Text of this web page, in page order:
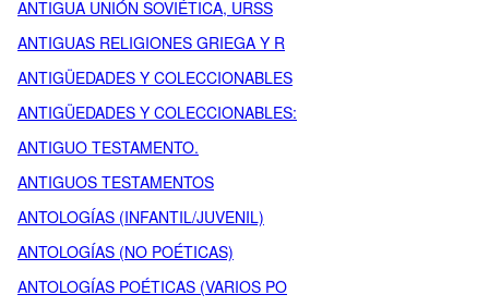
ANTIGUA UNIÓN SOVIÉTICA, URSS
ANTIGUAS RELIGIONES GRIEGA Y R
ANTIGÜEDADES Y COLECCIONABLES
ANTIGÜEDADES Y COLECCIONABLES:
ANTIGUO TESTAMENTO.
ANTIGUOS TESTAMENTOS
ANTOLOGÍAS (INFANTIL/JUVENIL)
ANTOLOGÍAS (NO POÉTICAS)
ANTOLOGÍAS POÉTICAS (VARIOS PO